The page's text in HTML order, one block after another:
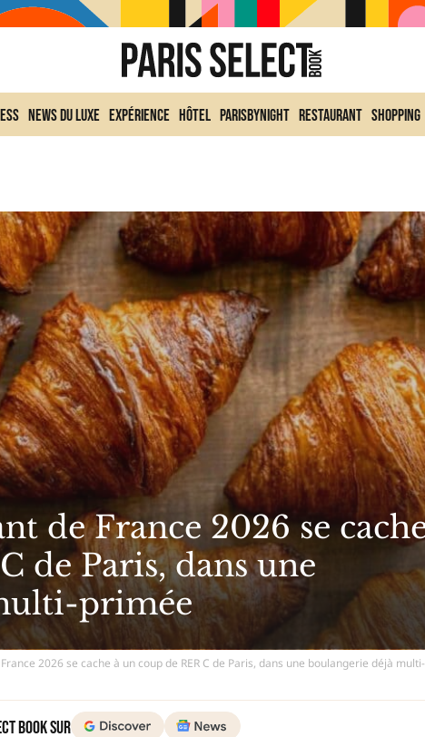
News du Luxe Expérience Hôtel ParisByNight Restaurant Shopping
de France 2026 se
de Paris, dans une
primée
2026 se cache à un coup de RER C de Paris, dans une boulangerie déjà
Book sur